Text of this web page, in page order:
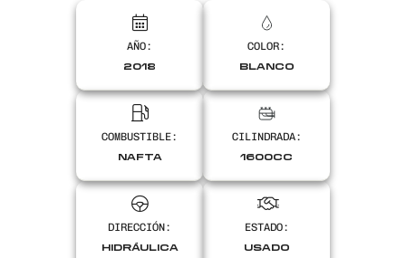
9.900.U$S
9.490.
AÑO:
2018
COLOR:
BLANCO
COMBUSTIBLE:
NAFTA
CILINDRADA:
1600CC
DIRECCIÓN:
HIDRÁULICA
ESTADO:
USADO